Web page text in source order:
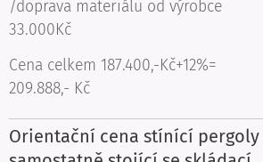
/doprava materiálu od výrobce
33.000Kč
Cena celkem 187.400,-Kč+12%=
209.888,- Kč
Orientační cena stínící pergoly